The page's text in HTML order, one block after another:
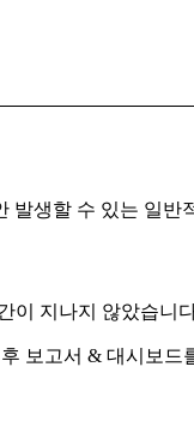
발생할 수 있는 일
이 지나지 않았습니
보고서 & 대시보드